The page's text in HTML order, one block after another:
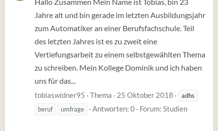
Jahre alt und bin gerade im letzten Ausbildungsjahr
zum Automatiker an einer Berufsfachschule. Teil
des letzten Jahres ist es zu zweit eine
Vertiefungsarbeit zu einem selbstgewählten Thema
zu schreiben. Mein Kollege Dominik und ich haben
uns für das...
tobiaswidner95 Thema 25 Oktober 2018
adhs
beruf
umfrage Antworten: 0 Forum: Studien